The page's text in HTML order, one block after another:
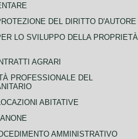
DEL DIRITTO D'AUTORE
LO SVILUPPO DELLA PROPRIETÀ
AGRARI
PROFESSIONALE DEL
ABITATIVE
AMMINISTRATIVO